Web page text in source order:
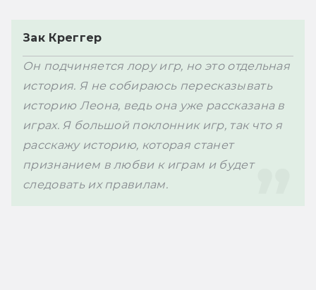
Зак Креггер
Он подчиняется лору игр, но это отдельная
история. Я не собираюсь пересказывать
историю Леона, ведь она уже рассказана в
играх. Я большой поклонник игр, так что я
расскажу историю, которая станет
признанием в любви к играм и будет
следовать их правилам.